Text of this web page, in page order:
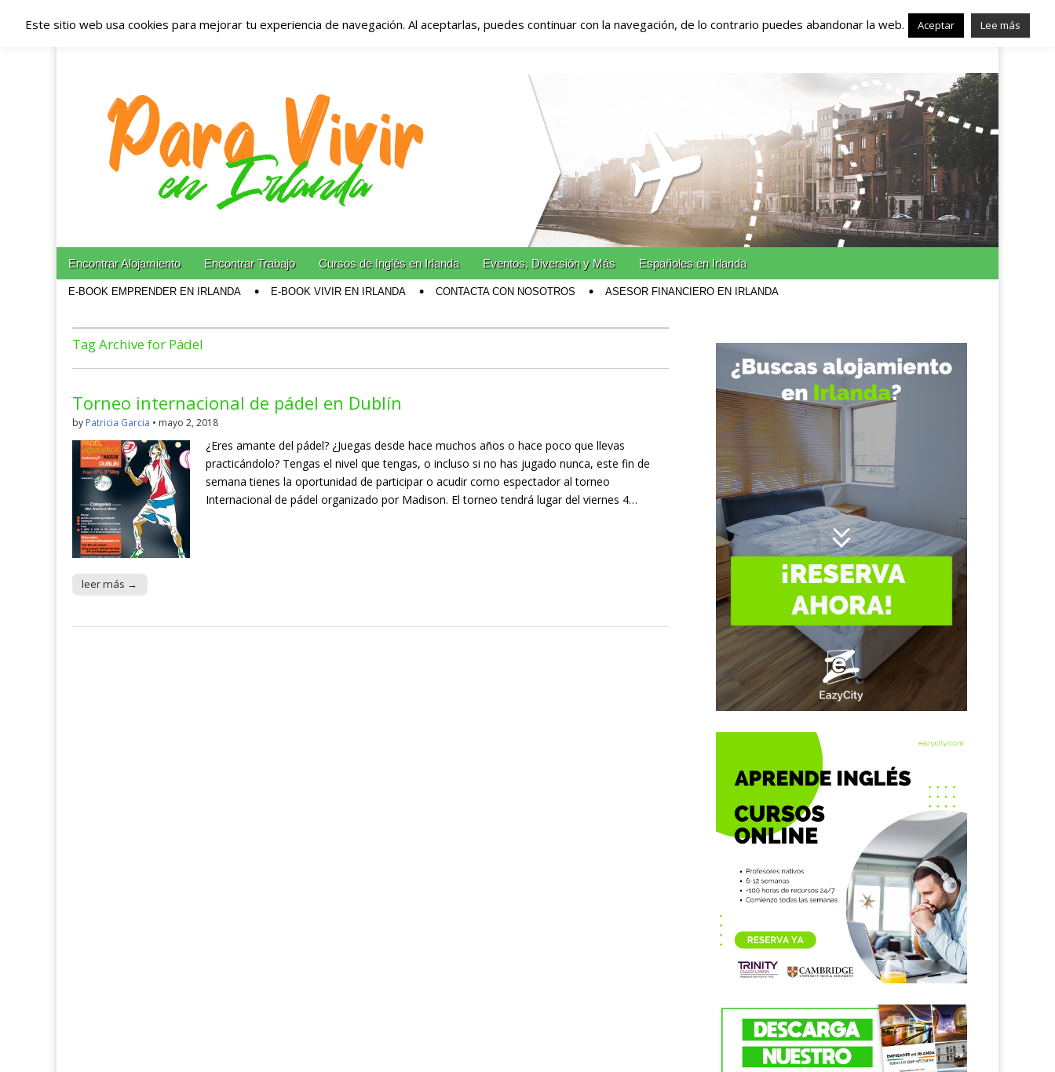
Españoles en Irlanda – Vivir en Irlanda – Trabajo en
Irlanda – Alojamiento en Irlanda
Blog dedicado a los que viven, estudian y trabajan en Irlanda!
Main menu
Skip to content
Encontrar Alojamiento Encontrar Trabajo Cursos de Inglés en Irlanda Eventos, Diversión y Más Españoles en Irlanda
E-BOOK EMPRENDER EN IRLANDA E-BOOK VIVIR EN IRLANDA CONTACTA CON NOSOTROS ASESOR FINANCIERO EN IRLANDA
Tag Archive for Pádel
Torneo internacional de pádel en Dublín
by Patricia Garcia • mayo 2, 2018
¿Eres amante del pádel? ¿Juegas desde hace muchos años o hace poco que llevas
practicándolo? Tengas el nivel que tengas, o incluso si no has jugado nunca, este fin de
semana tienes la oportunidad de participar o acudir como espectador al torneo
Internacional de pádel organizado por Madison. El torneo tendrá lugar del viernes 4…
leer más →
Este sitio web usa cookies para mejorar tu experiencia de navegación. Al aceptarlas, puedes continuar con la navegación, de lo contrario puedes abandonar la web. Aceptar Lee más